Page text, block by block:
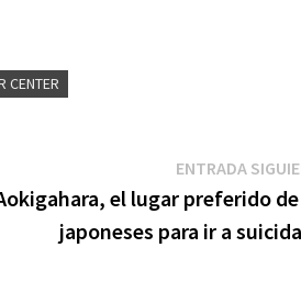
CENTER
ENTRADA
el lugar preferido
japoneses para ir a